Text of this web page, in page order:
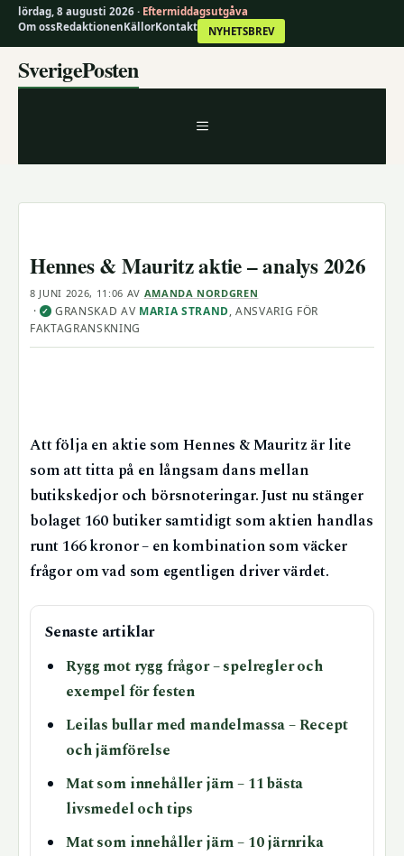
lördag, 8 augusti 2026 · Eftermiddagsutgåva
Om ossRedaktionenKällorKontakt NYHETSBREV
SverigePosten
MENY
Hennes & Mauritz aktie – analys 2026
8 JUNI 2026, 11:06 AV AMANDA NORDGREN
· ✓ GRANSKAD AV MARIA STRAND, ANSVARIG FÖR
FAKTAGRANSKNING
Att följa en aktie som Hennes & Mauritz är lite
som att titta på en långsam dans mellan
butikskedjor och börsnoteringar. Just nu stänger
bolaget 160 butiker samtidigt som aktien handlas
runt 166 kronor – en kombination som väcker
frågor om vad som egentligen driver värdet.
Senaste artiklar
Rygg mot rygg frågor – spelregler och
exempel för festen
Leilas bullar med mandelmassa – Recept
och jämförelse
Mat som innehåller järn – 11 bästa
livsmedel och tips
Mat som innehåller järn – 10 järnrika